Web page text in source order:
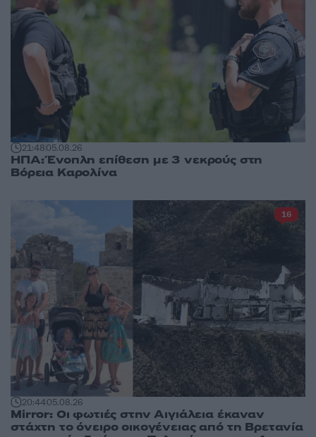
21:4805.08.26
ΗΠΑ: Ένοπλη επίθεση με 3 νεκρούς στη
Βόρεια Καρολίνα
20:4405.08.26
Mirror: Οι φωτιές στην Αιγιάλεια έκαναν
στάχτη το όνειρο οικογένειας από τη Βρετανία
16